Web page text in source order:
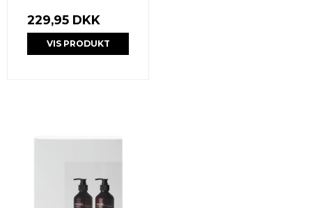
229,95 DKK
VIS PRODUKT